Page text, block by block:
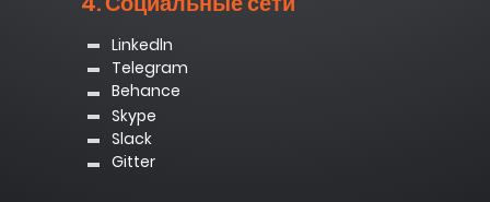
Linkedln
Telegram
Behance
Skype
Slack
Gitter